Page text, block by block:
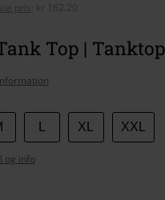
pris
kr 162.20
Top |
XL XXL
og info